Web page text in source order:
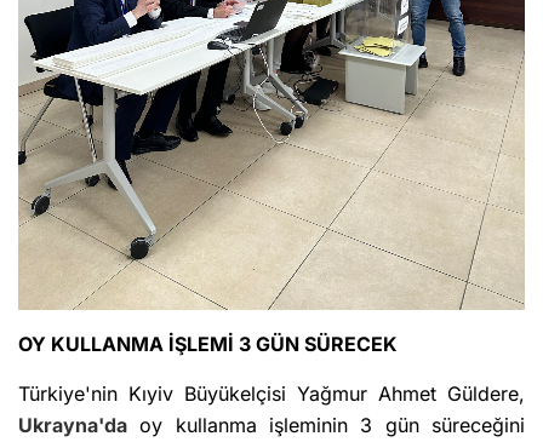
OY KULLANMA İŞLEMİ 3 GÜN SÜRECEK
Türkiye'nin Kıyiv Büyükelçisi Yağmur Ahmet Güldere,
Ukrayna'da oy kullanma işleminin 3 gün süreceğini